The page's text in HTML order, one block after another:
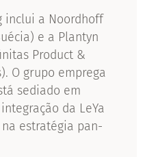
inclui a Noordhoff
e a Plantyn
Product &
O grupo emprega
sediado em
da LeYa
estratégia pan-